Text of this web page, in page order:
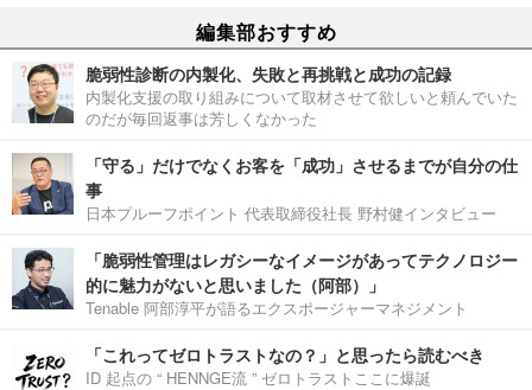
編集部おすすめ
脆弱性診断の内製化、失敗と再挑戦と成功の記録
内製化支援の取り組みについて取材させて欲しいと頼んでいた
のだが毎回返事は芳しくなかった
「守る」だけでなくお客を「成功」させるまでが自分の仕
事
日本プルーフポイント 代表取締役社長 野村健インタビュー
「脆弱性管理はレガシーなイメージがあってテクノロジー
的に魅力がないと思いました（阿部）」
Tenable 阿部淳平が語るエクスポージャーマネジメント
「これってゼロトラストなの？」と思ったら読むべき
ID 起点の “ HENNGE流 ” ゼロトラストここに爆誕